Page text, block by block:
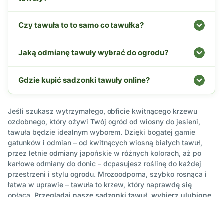
Czy tawuła to to samo co tawułka?
Jaką odmianę tawuły wybrać do ogrodu?
Gdzie kupić sadzonki tawuły online?
Jeśli szukasz wytrzymałego, obficie kwitnącego krzewu
ozdobnego, który ożywi Twój ogród od wiosny do jesieni,
tawuła będzie idealnym wyborem. Dzięki bogatej gamie
gatunków i odmian – od kwitnących wiosną białych tawuł,
przez letnie odmiany japońskie w różnych kolorach, aż po
karłowe odmiany do donic – dopasujesz roślinę do każdej
przestrzeni i stylu ogrodu. Mrozoodporna, szybko rosnąca i
łatwa w uprawie – tawuła to krzew, który naprawdę się
opłaca. Przeglądaj nasze sadzonki tawuł, wybierz ulubione